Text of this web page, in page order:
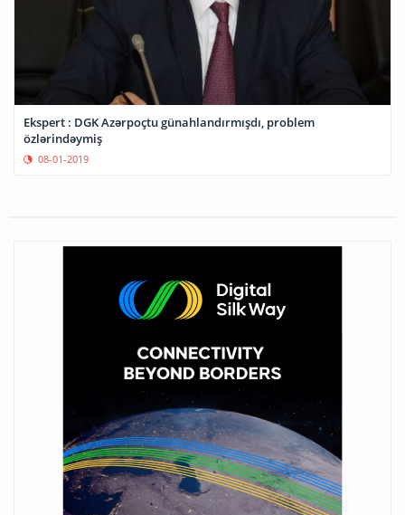
Ekspert : DGK Azərpoçtu günahlandırmışdı, problem
özlərindəymiş
08-01-2019